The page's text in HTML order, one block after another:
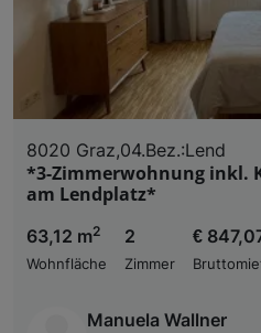
8020 Graz,04.Bez.:Lend
*3-Zimmerwohnung inkl.
am Lendplatz*
63,12 m2
Wohnfläche
2
Zimmer
€
Manuela Wallner